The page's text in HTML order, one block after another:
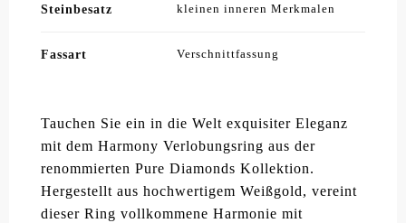
Steinbesatz
kleinen inneren Merkmalen
Fassart Verschnittfassung
Tauchen Sie ein in die Welt exquisiter Eleganz
mit dem Harmony Verlobungsring aus der
renommierten Pure Diamonds Kollektion.
Hergestellt aus hochwertigem Weißgold, vereint
dieser Ring vollkommene Harmonie mit